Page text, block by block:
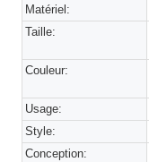
Matériel:
Taille:
Couleur:
Usage:
Style:
Conception: